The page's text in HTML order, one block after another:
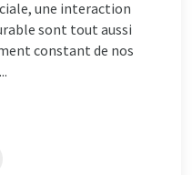
une interaction
sont tout aussi
constant de nos